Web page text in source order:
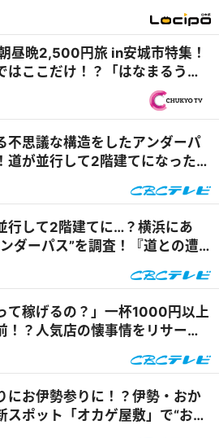
昼晩2,500円旅 in安城市特集！
はここだけ！？「はなまるうど
不思議な構造をしたアンダーパ
道が並行して2階建てになったワ
行して2階建てに…？横浜にあ
ダーパス”を調査！『道との遭
て稼げるの？」一杯1000円以上
！？人気店の懐事情をリサーチ
にお伊勢参りに！？伊勢・おか
スポット「オカゲ屋敷」で“おか